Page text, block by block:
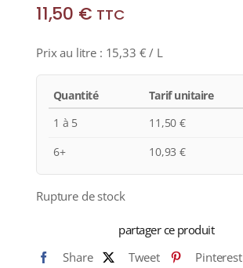
11,50 € TTC
Prix au litre : 15,33 € / L
Quantité
Tarif unitaire
1 à 5
11,50€
6+
10,93€
Rupture de stock
partager ce produit
Share
Tweet Pinterest